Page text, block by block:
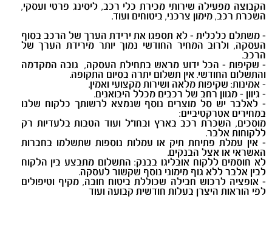
הקבוצה מפעילה שירותי מכירת כלי רכב, ליסינג פרטי ועסקי,
השכרת רכב, מימון צרכני, ביטוחים ועוד.
- משתלם כלכלית - לא תספגו את ירידת הערך של הרכב בסוף
העסקה, ולרוב המחיר החודשי נמוך יותר מירידת הערך של
הרכב.
- שקיפות - הכל ידוע מראש בתחילת העסקה, גובה המקדמה
והתשלום החודשי. אין תשלום יתרה בסיום התקופה.
- אמינות: שקיפות מלאה ושירות מקצועי ואמין.
- גיוון - מגוון רחב של רכבים מכלל היבואנים.
- לאלבר יש סל מוצרים נוסף שנמצא לרשותך כלקוח שלנו
במחירים אטרקטיביים:
מוסכים, השכרת רכב בארץ ובחו"ל ועוד הטבות בלעדיות רק
ללקוחות אלבר.
- אין עמלת פתיחת תיק או עמלות נוספות שתשלמו בחברות
האשראי או אצל הבנקים.
לא חוסמים ללקוח אובליגו בבנק: התשלום מתבצע בין הלקוח
לבין אלבר ללא גוף מימוני נוסף שקשור לעסקה.
- אופציה לרכוש חבילה שכוללת ביטוח חובה, מקיף וטיפולים
לפי הוראות היצרן בעלות חודשית קבועה ועוד